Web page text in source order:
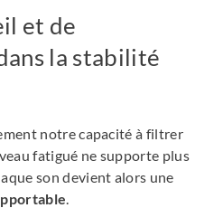
et de
la stabilité
notre capacité à filtrer
fatigué ne supporte plus
son devient alors une